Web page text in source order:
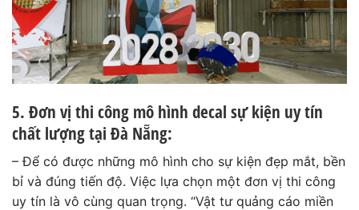
5. Đơn vị thi công mô hình decal sự kiện uy tín
chất lượng tại Đà Nẵng:
– Để có được những mô hình cho sự kiện đẹp mắt, bền
bỉ và đúng tiến độ. Việc lựa chọn một đơn vị thi công
uy tín là vô cùng quan trọng. “Vật tư quảng cáo miền